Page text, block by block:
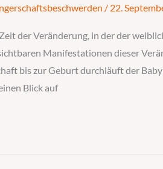
/ 22.
der Veränderung, in der der
Manifestationen dieser
bis zur Geburt durchläuft der
Blick auf